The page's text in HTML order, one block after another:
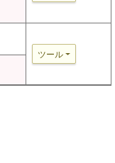
ツール